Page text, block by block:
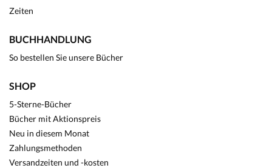
Zeiten
BUCHHANDLUNG
So bestellen Sie unsere Bücher
SHOP
5-Sterne-Bücher
Bücher mit Aktionspreis
Neu in diesem Monat
Zahlungsmethoden
Versandzeiten und -kosten